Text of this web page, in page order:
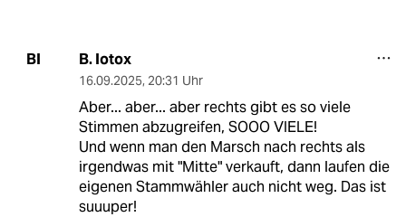
BI B. Iotox
16.09.2025, 20:31 Uhr
Aber... aber... aber rechts gibt es so viele
Stimmen abzugreifen, SOOO VIELE!
Und wenn man den Marsch nach rechts als
irgendwas mit "Mitte" verkauft, dann laufen die
eigenen Stammwähler auch nicht weg. Das ist
suuuper!